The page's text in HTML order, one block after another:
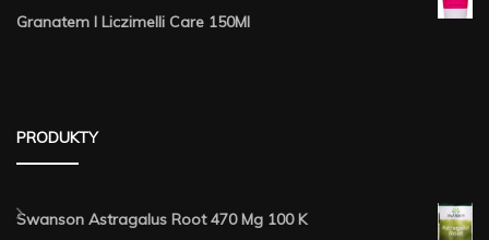
Granatem I Liczimelli Care 150Ml
PRODUKTY
Swanson Astragalus Root 470 Mg 100 K